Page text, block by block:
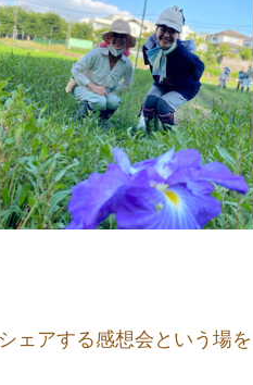
ェアする感想会という場を